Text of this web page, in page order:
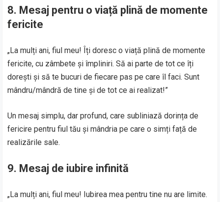
8. Mesaj pentru o viață plină de momente
fericite
„La mulți ani, fiul meu! Îți doresc o viață plină de momente
fericite, cu zâmbete și împliniri. Să ai parte de tot ce îți
dorești și să te bucuri de fiecare pas pe care îl faci. Sunt
mândru/mândră de tine și de tot ce ai realizat!”
Un mesaj simplu, dar profund, care subliniază dorința de
fericire pentru fiul tău și mândria pe care o simți față de
realizările sale.
9. Mesaj de iubire infinită
„La mulți ani, fiul meu! Iubirea mea pentru tine nu are limite.